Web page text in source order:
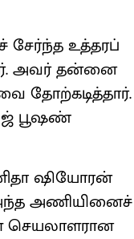
சேர்ந்த உத்தரப்
அவர் தன்னை
தோற்கடித்தார்.
பூஷண்
ஷியோரன்
அந்த அணியினைச்
செயலாளரான